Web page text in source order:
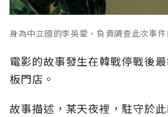
身為中立國的李英愛，負責調查此次事
電影的故事發生在韓戰停戰後
板門店。
故事描述，某天夜裡，駐守於